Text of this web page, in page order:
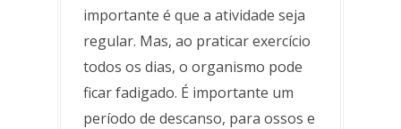
importante é que a atividade seja
regular. Mas, ao praticar exercício
todos os dias, o organismo pode
ficar fadigado. É importante um
período de descanso, para ossos e